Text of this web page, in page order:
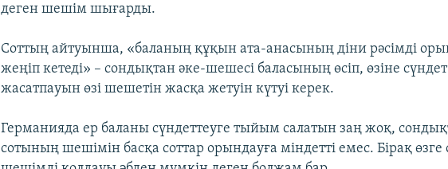
деген шешім шығарды.
Соттың айтуынша, «баланың құқын ата-анасының діни рәсімді
жеңіп кетеді» – сондықтан әке-шешесі баласының өсіп, өзіне
жасатпауын өзі шешетін жасқа жетуін күтуі керек.
Германияда ер баланы сүндеттеуге тыйым салатын заң жоқ,
сотының шешімін басқа соттар орындауға міндетті емес. Бірақ өзге